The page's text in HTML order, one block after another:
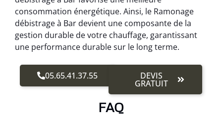
consommation énergétique. Ainsi, le Ramonage
débistrage à Bar devient une composante de la
gestion durable de votre chauffage, garantissant
une performance durable sur le long terme.
05.65.41.37.55 DEVIS
GRATUIT
FAQ